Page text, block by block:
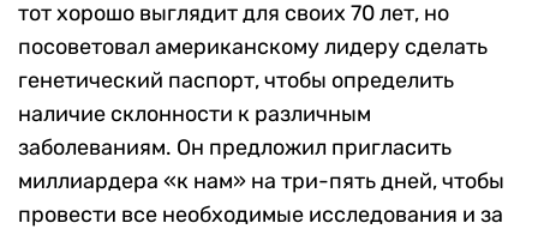
тот хорошо выглядит для своих 70 лет, но
посоветовал американскому лидеру сделать
генетический паспорт, чтобы определить
наличие склонности к различным
заболеваниям. Он предложил пригласить
миллиардера «к нам» на три-пять дней, чтобы
провести все необходимые исследования и за